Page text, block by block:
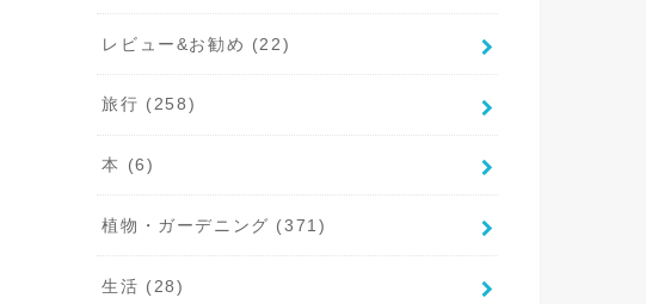
レビュー&お勧め (22)
旅行 (258)
本 (6)
植物・ガーデニング (371)
生活 (28)